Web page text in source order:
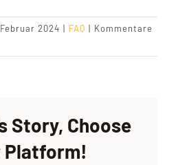
2024 | FAQ | Kommentare
Story, Choose
Platform!